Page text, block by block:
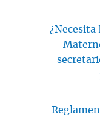
¿Necesita